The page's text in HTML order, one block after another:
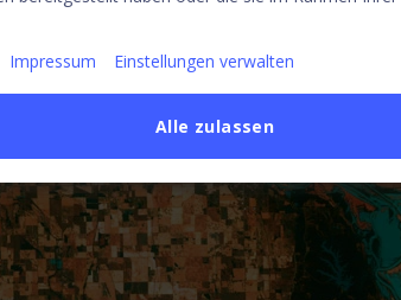
Impressum Einstellungen verwalten
Alle zulassen